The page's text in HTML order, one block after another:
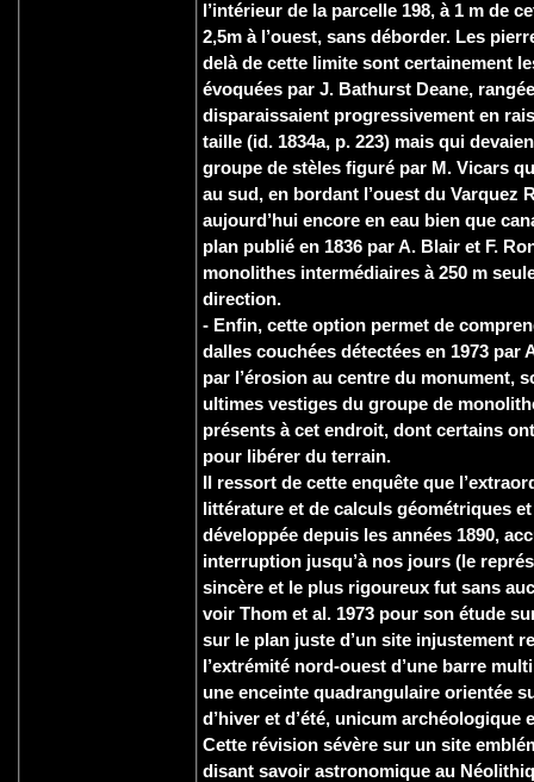
l’intérieur de la parcelle 198, à 1 m de
2,5m à l’ouest, sans déborder. Les
delà de cette limite sont certainement
évoquées par J. Bathurst Deane,
disparaissaient progressivement en
taille (id. 1834a, p. 223) mais qui
groupe de stèles figuré par M. Vicars
au sud, en bordant l’ouest du Varquez
aujourd’hui encore en eau bien que
plan publié en 1836 par A. Blair et F.
monolithes intermédiaires à 250 m
direction.
- Enfin, cette option permet de
dalles couchées détectées en 1973 par
par l’érosion au centre du monument,
ultimes vestiges du groupe de
présents à cet endroit, dont certains
pour libérer du terrain.
Il ressort de cette enquête que
littérature et de calculs géométriques
développée depuis les années 1890,
interruption jusqu’à nos jours (le
sincère et le plus rigoureux fut sans
voir Thom et al. 1973 pour son étude
sur le plan juste d’un site injustement
l’extrémité nord-ouest d’une barre
une enceinte quadrangulaire orientée
d’hiver et d’été, unicum archéologique
Cette révision sévère sur un site
disant savoir astronomique au